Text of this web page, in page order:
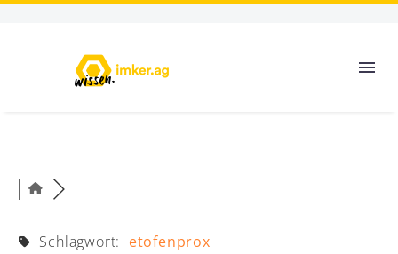
Schlagwort: etofenprox